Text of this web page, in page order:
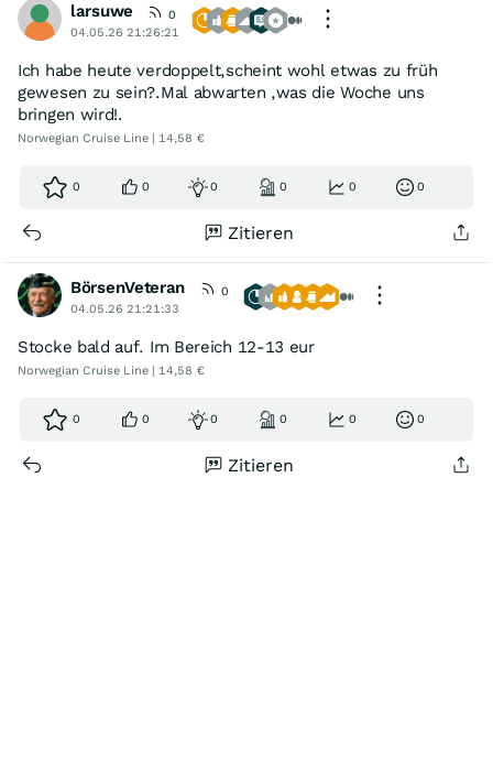
larsuwe
0
04.05.26 21:26:21
Ich habe heute verdoppelt,scheint wohl etwas zu früh
gewesen zu sein?.Mal abwarten ,was die Woche uns
bringen wird!.
Norwegian Cruise Line | 14,58 €
0 0 0 0 0 0
Zitieren
BörsenVeteran
0
04.05.26 21:21:33
Stocke bald auf. Im Bereich 12-13 eur
Norwegian Cruise Line | 14,58 €
0 0 0 0 0 0
Zitieren